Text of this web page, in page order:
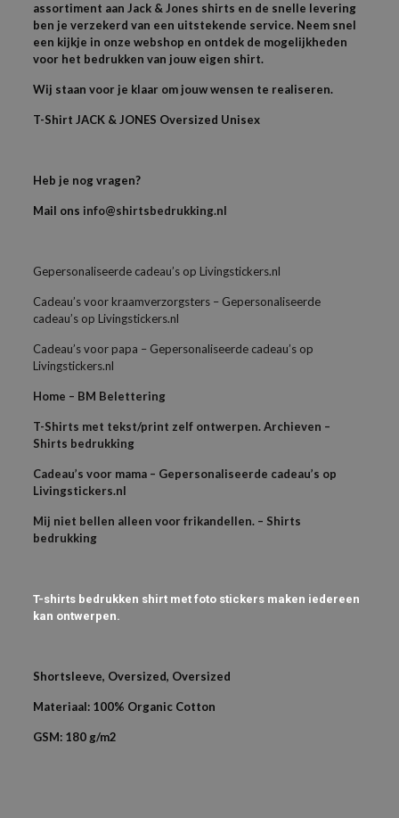
assortiment aan Jack & Jones shirts en de snelle levering
ben je verzekerd van een uitstekende service. Neem snel
een kijkje in onze webshop en ontdek de mogelijkheden
voor het bedrukken van jouw eigen shirt.
Wij staan voor je klaar om jouw wensen te realiseren.
T-Shirt JACK & JONES Oversized Unisex
Heb je nog vragen?
Mail ons info@shirtsbedrukking.nl
Gepersonaliseerde cadeau’s op Livingstickers.nl
Cadeau’s voor kraamverzorgsters – Gepersonaliseerde
cadeau’s op Livingstickers.nl
Cadeau’s voor papa – Gepersonaliseerde cadeau’s op
Livingstickers.nl
Home – BM Belettering
T-Shirts met tekst/print zelf ontwerpen. Archieven –
Shirts bedrukking
Cadeau’s voor mama – Gepersonaliseerde cadeau’s op
Livingstickers.nl
Mij niet bellen alleen voor frikandellen. – Shirts
bedrukking
T-shirts bedrukken shirt met foto stickers maken iedereen
kan ontwerpen.
Shortsleeve, Oversized, Oversized
Materiaal: 100% Organic Cotton
GSM: 180 g/m2